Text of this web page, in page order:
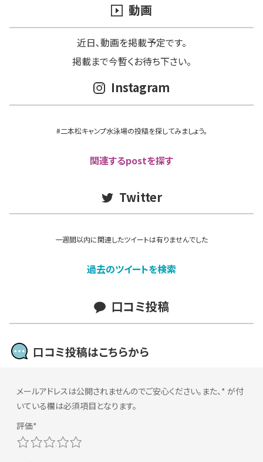
動画
近日､動画を掲載予定です。
掲載まで今暫くお待ち下さい。
Instagram
#二本松キャンプ水泳場の投稿を探してみましょう。
関連するpostを探す
Twitter
一週間以内に関連したツイートは有りませんでした
過去のツイートを検索
口コミ投稿
口コミ投稿はこちらから
メールアドレスは公開されませんのでご安心ください。また、 * が付
いている欄は必須項目となります。
5
4
3
2